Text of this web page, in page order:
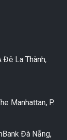
Đê La Thành,
Manhattan, P.
Đà Nẵng,